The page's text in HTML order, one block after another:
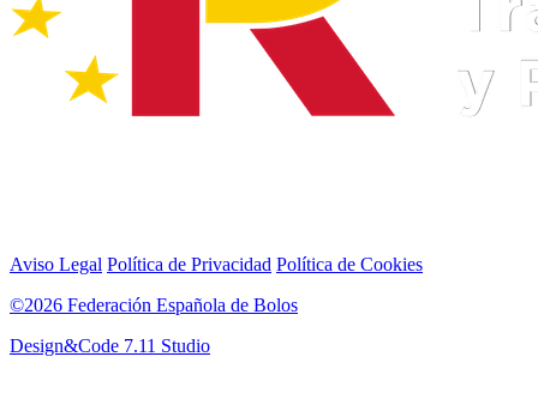
Aviso Legal Política de Privacidad Política de Cookies
©2026 Federación Española de Bolos
Design&Code 7.11 Studio